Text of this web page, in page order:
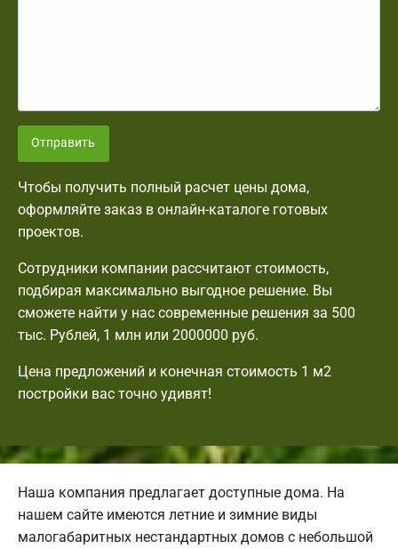
Отправить
Чтобы получить полный расчет цены дома,
оформляйте заказ в онлайн-каталоге готовых
проектов.
Сотрудники компании рассчитают стоимость,
подбирая максимально выгодное решение. Вы
сможете найти у нас современные решения за 500
тыс. Рублей, 1 млн или 2000000 руб.
Цена предложений и конечная стоимость 1 м2
постройки вас точно удивят!
Наша компания предлагает доступные дома. На
нашем сайте имеются летние и зимние виды
малогабаритных нестандартных домов с небольшой